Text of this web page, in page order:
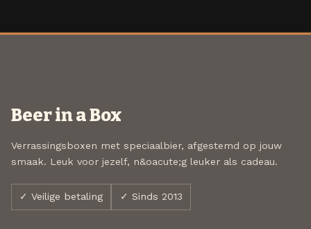
Beer in a Box
Verrassingsboxen met speciaalbier, afgestemd op jouw
smaak. Leuk voor jezelf, n&oacute;g leuker als cadeau.
✓ Veilige betaling ✓ Sinds 2013